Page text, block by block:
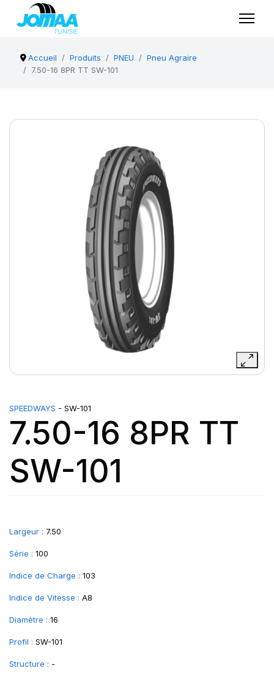
Accueil Produits PNEU
Pneu Agraire
7.50-16 8PR TT SW-101
SPEEDWAYS - SW-101
7.50-16 8PR TT
SW-101
Largeur : 7.50
Série : 100
Indice de Charge : 103
Indice de Vitesse : A8
Diamètre : 16
Profil : SW-101
Structure : -